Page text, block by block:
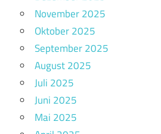
November 2025
Oktober 2025
September 2025
August 2025
Juli 2025
Juni 2025
Mai 2025